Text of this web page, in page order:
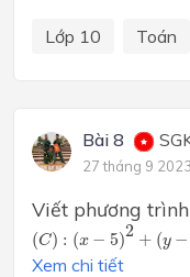
Lớp 10 Toán
Bài 8
27 tháng 9
Viết phương
(C) : (x − 5)2 + (y −
C):( x −5)2+(y− 3 )2=
Xem chi tiết